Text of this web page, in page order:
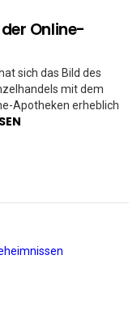
Online-
sich das Bild des
mit dem
Apotheken erheblich